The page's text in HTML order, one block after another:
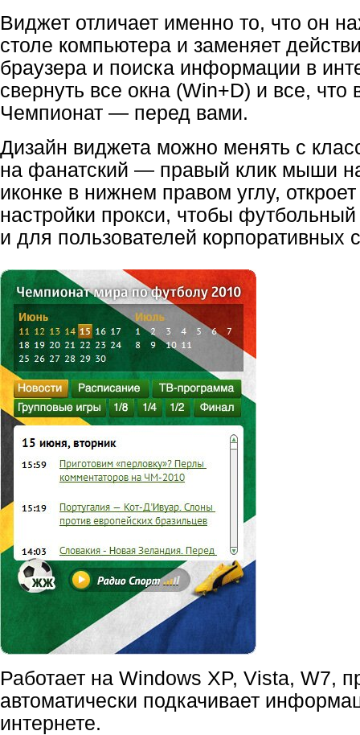
Виджет отличает именно то, что он
столе компьютера и заменяет
браузера и поиска информации в
свернуть все окна (Win+D) и все, что
Чемпионат — перед вами.
Дизайн виджета можно менять с
на фанатский — правый клик мыши
иконке в нижнем правом углу,
настройки прокси, чтобы
и для пользователей корпоративных
Работает на Windows XP, Vista, W7,
автоматически подкачивает
интернете.